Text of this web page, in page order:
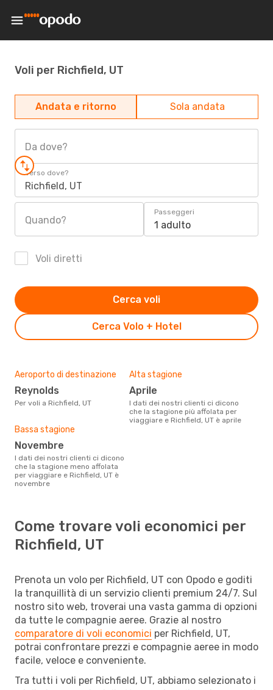
Voli per Richfield, UT
Andata e ritorno Sola andata
Da dove?
Verso dove?
Richfield, UT
Quando?
Passeggeri
1 adulto
Voli diretti
Cerca Volo + Hotel
Cerca voli
Aeroporto di destinazione
Reynolds
Per voli a Richfield, UT
Alta stagione
aprile
I dati dei nostri clienti ci dicono
che la stagione più affolata per
viaggiare e Richfield, UT è aprile
Bassa stagione
novembre
I dati dei nostri clienti ci dicono
che la stagione meno affolata
per viaggiare e Richfield, UT è
novembre
Come trovare voli economici per
Richfield, UT
Prenota un volo per Richfield, UT con Opodo e goditi
la tranquillità di un servizio clienti premium 24/7. Sul
nostro sito web, troverai una vasta gamma di opzioni
da tutte le compagnie aeree. Grazie al nostro
comparatore di voli economici per Richfield, UT,
potrai confrontare prezzi e compagnie aeree in modo
facile, veloce e conveniente.
Tra tutti i voli per Richfield, UT, abbiamo selezionato i